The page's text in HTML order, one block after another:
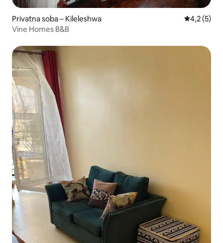
Privatna soba – Kileleshwa Prosječna
4,2 (5)
Vine Homes B&B